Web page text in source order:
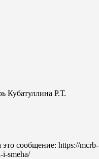
Кубатуллина Р.Т.
это сообщение: https://mcrb-
i-smeha/